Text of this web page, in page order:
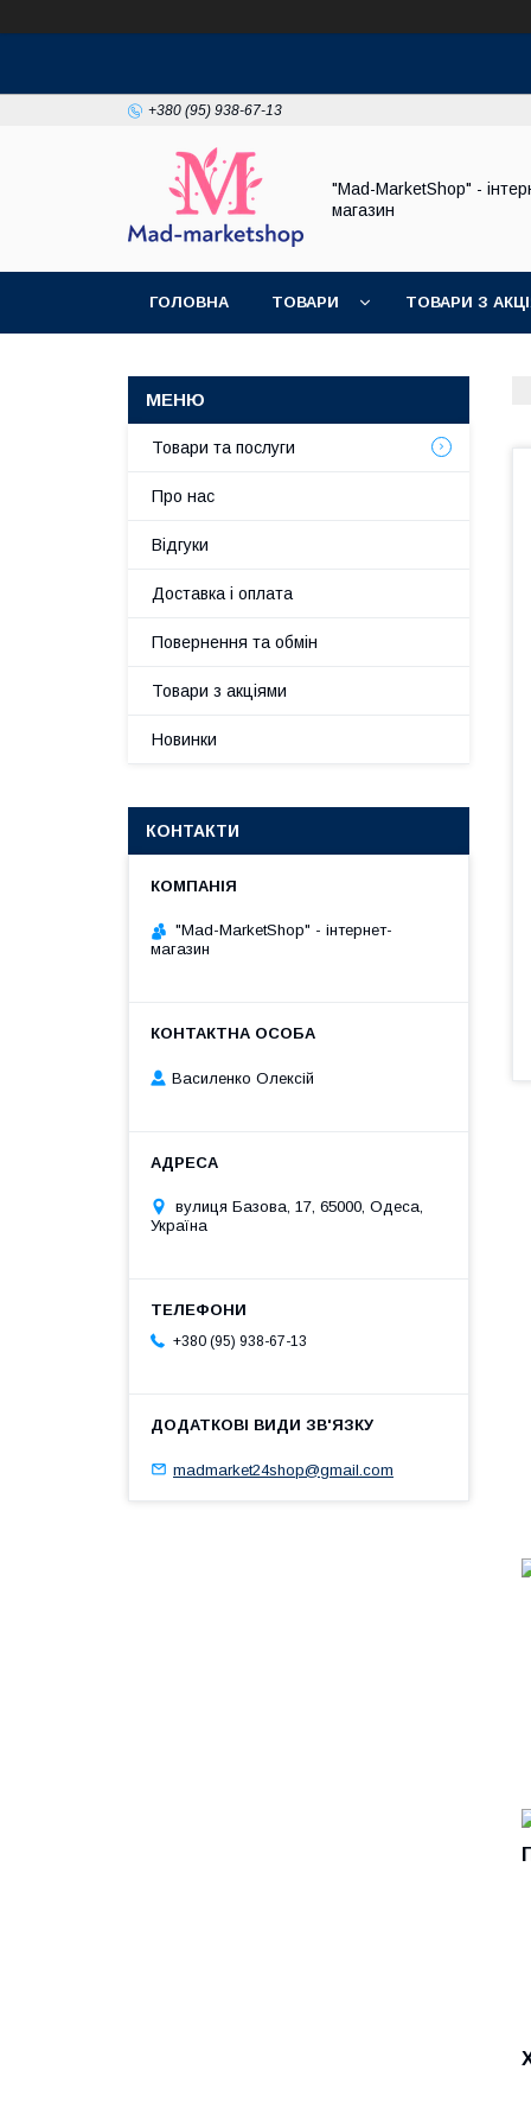
+380 (95) 938-67-13
"Mad-MarketShop" -
магазин
ГОЛОВНА ТОВАРИ ТОВАРИ З
Товари та послуги
Про нас
Відгуки
Доставка і оплата
Повернення та обмін
Товари з акціями
Новинки
КОНТАКТИ
"Mad-MarketShop" - інтернет-
магазин
Василенко Олексій
вулиця Базова, 17, 65000, Одеса,
Україна
+380 (95) 938-67-13
madmarket24shop@gmail.com